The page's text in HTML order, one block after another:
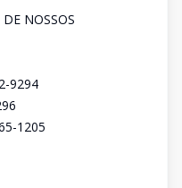
NOSSOS
9294
1205